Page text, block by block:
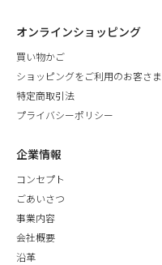
オンラインショッピング
買い物かご
ショッピングをご利用のお客さま
特定商取引法
プライバシーポリシー
企業情報
コンセプト
ごあいさつ
事業内容
会社概要
沿革